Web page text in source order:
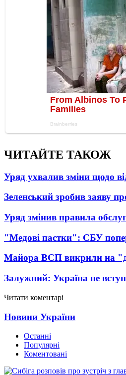
ЧИТАЙТЕ ТАКОЖ
Уряд ухвалив зміни щодо
Зеленський зробив заяву
Уряд змінив правила
"Медові пастки": СБУ
Майора ВСП викрили на
Залужний: Україна не
Читати коментарі
Новини України
Останні
Популярні
Коментовані